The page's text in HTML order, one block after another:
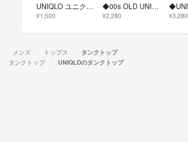
UNIQLO ユニクロ TANK TOP Active T-shirt L 2枚
¥1,500
◆00s OLD UNIQLO コットン タンクトップ トレーニングウェア L
¥2,280 ¥3,280
メンズ トップス タンクトップ
タンクトップ UNIQLOのタンクトップ